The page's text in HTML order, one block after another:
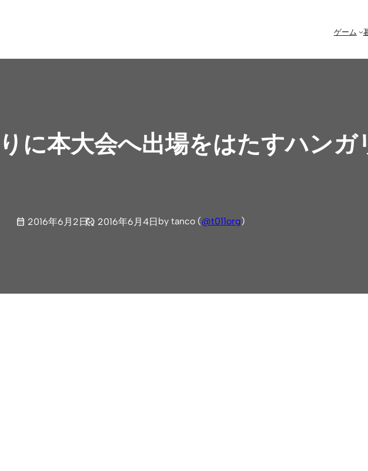
ゲーム
に本大会へ出場をはたすハンガ
2016年6月2日 2016年6月4日 by tanco (@t011org)